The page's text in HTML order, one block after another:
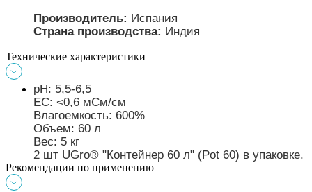
Производитель: Испания
Страна производства: Индия
Технические характеристики
pH: 5,5-6,5
EC: <0,6 мСм/см
Влагоемкость: 600%
Объем: 60 л
Вес: 5 кг
2 шт UGro® "Контейнер 60 л" (Pot 60)
Рекомендации по применению